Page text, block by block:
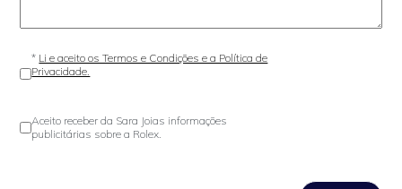
* Li e aceito os Termos e Condições e a Política de
Privacidade.
Aceito receber da Sara Joias informações
publicitárias sobre a Rolex.